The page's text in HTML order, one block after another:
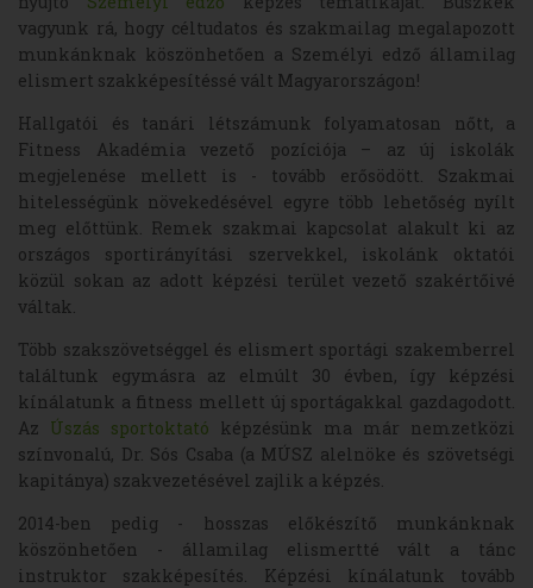
vagyunk rá, hogy céltudatos és szakmailag megalapozott
munkánknak köszönhetően a Személyi edző államilag
elismert szakképesítéssé vált Magyarországon!
Hallgatói és tanári létszámunk folyamatosan nőtt, a
Fitness Akadémia vezető pozíciója – az új iskolák
megjelenése mellett is - tovább erősödött. Szakmai
hitelességünk növekedésével egyre több lehetőség nyílt
meg előttünk. Remek szakmai kapcsolat alakult ki az
országos sportirányítási szervekkel, iskolánk oktatói
közül sokan az adott képzési terület vezető szakértőivé
váltak.
Több szakszövetséggel és elismert sportági szakemberrel
találtunk egymásra az elmúlt 30 évben, így képzési
kínálatunk a fitness mellett új sportágakkal gazdagodott.
Az Úszás sportoktató képzésünk ma már nemzetközi
színvonalú, Dr. Sós Csaba (a MÚSZ alelnöke és szövetségi
kapitánya) szakvezetésével zajlik a képzés.
2014-ben pedig - hosszas előkészítő munkánknak
köszönhetően - államilag elismertté vált a tánc
instruktor szakképesítés. Képzési kínálatunk tovább